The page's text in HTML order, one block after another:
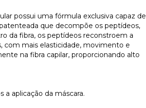
possui uma fórmula exclusiva capaz de
que decompõe os peptídeos,
da fibra, os peptídeos reconstroem a
com mais elasticidade, movimento e
na fibra capilar, proporcionando alto
aplicação da máscara.